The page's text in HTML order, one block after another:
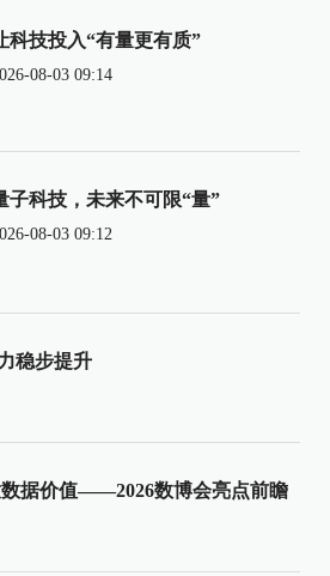
科技投入“有量更有质”
08-03 09:14
子科技，未来不可限“量”
08-03 09:12
稳步提升
数据价值——2026数博会亮点前瞻